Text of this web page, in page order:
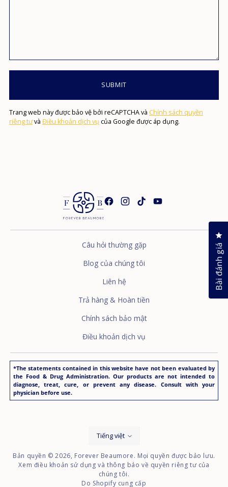
SUBMIT
Trang web này được bảo vệ bởi reCAPTCHA và Chính sách quyền
riêng tưvà Điều khoản dịch vụ của Google được áp dụng.
Câu hỏi thường gặp
Blog của chúng tôi
Liên hệ
Trả hàng & Hoàn tiền
Chính sách bảo mật
Điều khoản dịch vụ
*The statements contained in this website have not been evaluated by
the Food & Drug Administration. Our products are not intended to
diagnose, treat, cure, or prevent any disease. Consult with your
physician before use.
Ngôn
ngữ
Tiếng việt
Bản quyền © 2026, Forever Beaumore. Mọi quyền được bảo lưu.
Xem điều khoản sử dụng và thông báo về quyền riêng tư của
chúng tôi.
Do Shopify cung cấp
Bài đánh giá